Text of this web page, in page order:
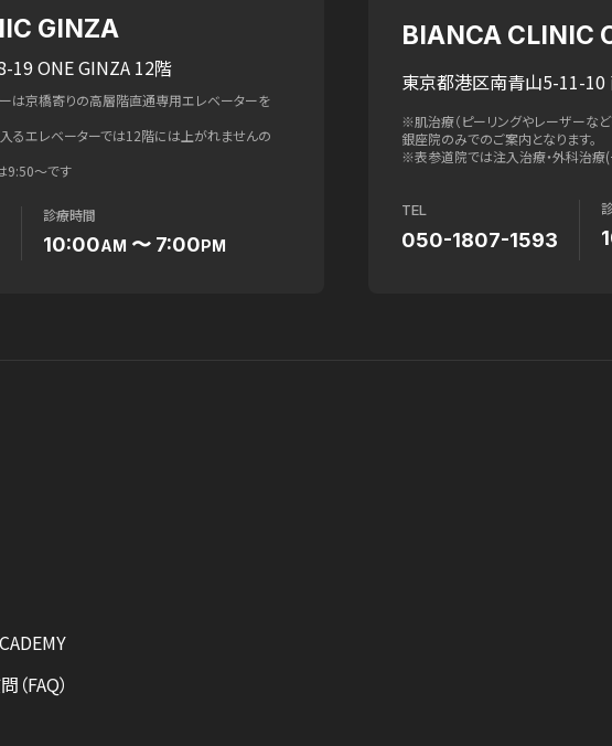
GINZA
19 ONE GINZA 12階
は京橋寄りの高層階直通専用エレベーターを
るエレベーターでは12階には上がれませんの
9:50〜です
診療時間
10:00AM 〜 7:00PM
BIANCA CLINIC
東京都港区南青山5-11-10
※肌治療（ピーリングやレーザーな
銀座院のみでのご案内となります。
※表参道院では注入治療・外科治療
TEL
050-1807-1593
（FAQ）